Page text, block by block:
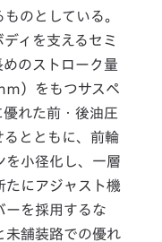
のとしている。
ィを支えるセミ
のストローク量
ｍ）をもつサスペ
れた前・後油圧
るとともに、前輪
を小径化し、一層
たにアジャスト機
ーを採用するな
未舗装路での優れ